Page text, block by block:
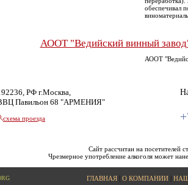
обеспечивал
АООТ "Ведийский винный
АООТ
РФ г.Москва,
Павильон 68 "АРМЕНИЯ"
схема проезда
Сайт рассчитан на посетителей
Чрезмерное употребление алкоголя может
ГЛАВНАЯ| О КОМПАНИИ|